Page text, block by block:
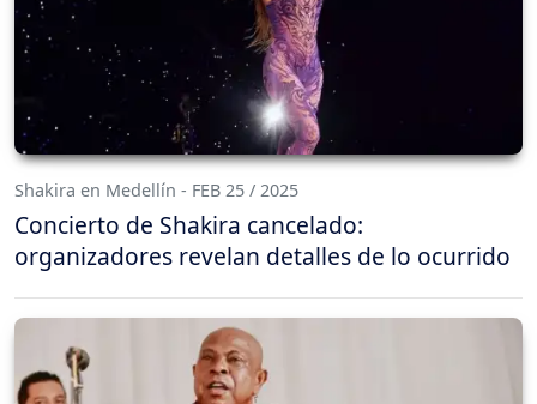
Shakira en Medellín - FEB 25 / 2025
Concierto de Shakira cancelado:
organizadores revelan detalles de lo ocurrido